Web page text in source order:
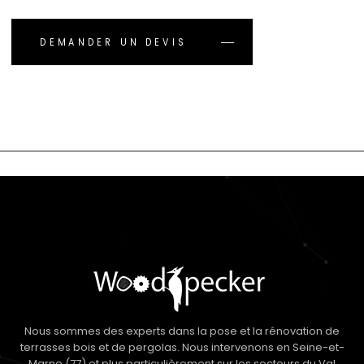
DEMANDER UN DEVIS
Nous sommes des experts dans la pose et la rénovation de
terrasses bois et de pergolas. Nous intervenons en Seine-et-